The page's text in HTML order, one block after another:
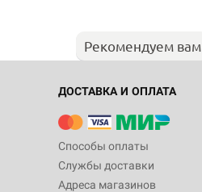
Рекомендуем вам
ДОСТАВКА И ОПЛАТА
Способы оплаты
Службы доставки
Адреса магазинов